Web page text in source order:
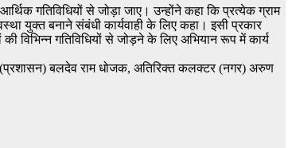
गतिविधियों से जोड़ा जाए। उन्होंने कहा कि प्रत्येक ग्राम
युक्त बनाने संबंधी कार्यवाही के लिए कहा। इसी प्रकार
विभिन्न गतिविधियों से जोड़ने के लिए अभियान रूप में कार्य
(प्रशासन) बलदेव राम धोजक, अतिरिक्त कलक्टर (नगर) अरुण